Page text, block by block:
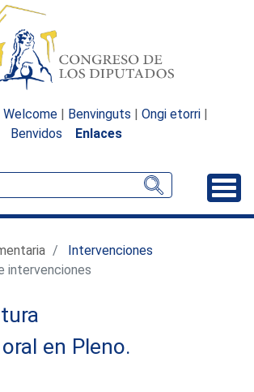
Welcome | Benvinguts | Ongi etorri |
Benvidos
Enlaces
Intervenciones
intervenciones
en Pleno.